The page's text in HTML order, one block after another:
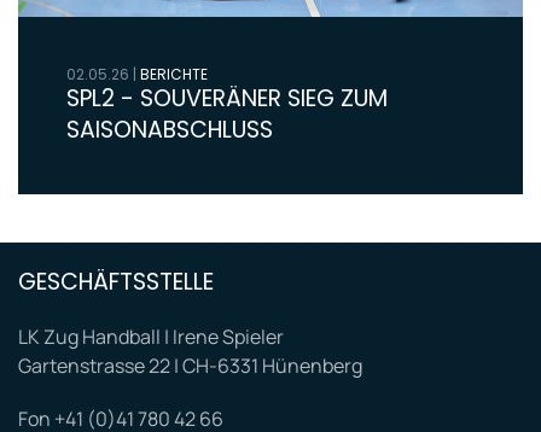
02.05.26 | BERICHTE
SPL2 - SOUVERÄNER SIEG ZUM
SAISONABSCHLUSS
GESCHÄFTSSTELLE
LK Zug Handball | Irene Spieler
Gartenstrasse 22 | CH-6331 Hünenberg
Fon +41 (0)41 780 42 66